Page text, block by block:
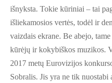
išnyksta. Tokie kūriniai – tai
išliekamosios vertės, todėl ir
vaizdais ekrane. Be abejo,
kūrėjų ir kokybiškos muzikos.
2017 metų Eurovizijos
Sobralis. Jis yra ne tik